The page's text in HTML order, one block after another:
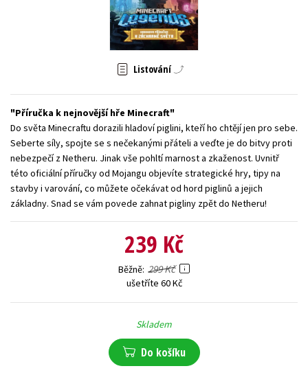
Zahraniční literatura
Všechny tituly
Listování
Příručka k nejnovější hře Minecraft
Do světa Minecraftu dorazili hladoví piglini, kteří ho chtějí jen pro sebe.
Seberte síly, spojte se s nečekanými přáteli a veďte je do bitvy proti
nebezpečí z Netheru. Jinak vše pohltí marnost a zkaženost. Uvnitř
této oficiální příručky od Mojangu objevíte strategické hry, tipy na
stavby i varování, co můžete očekávat od hord piglinů a jejich
základny. Snad se vám povede zahnat pigliny zpět do Netheru!
239 Kč
Běžně 299 Kč
ušetříte 60 Kč
Skladem
Do košíku